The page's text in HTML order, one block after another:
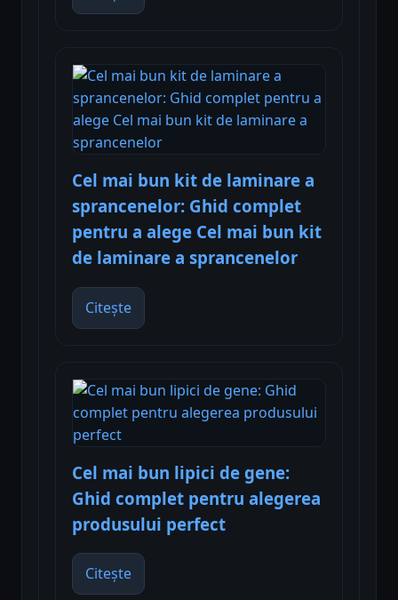
Cel mai bun kit de laminare a
sprancenelor: Ghid complet
pentru a alege Cel mai bun kit
de laminare a sprancenelor
Citește
Cel mai bun lipici de gene:
Ghid complet pentru alegerea
produsului perfect
Citește